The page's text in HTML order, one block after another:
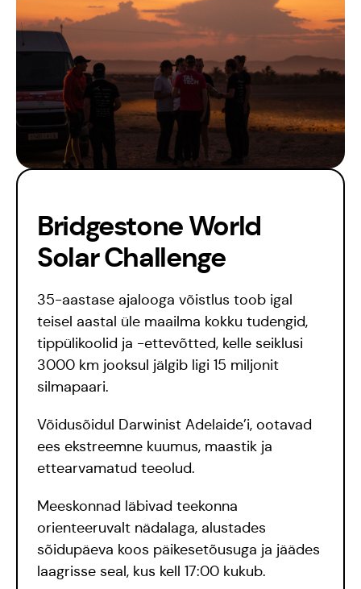
Päikeseauto
Hooaeg I 20/21
Hooaeg II 22/23
Bridgestone World
Solar Challenge
35-aastase ajalooga võistlus toob igal
teisel aastal üle maailma kokku tudengid,
tippülikoolid ja -ettevõtted, kelle seiklusi
3000 km jooksul jälgib ligi 15 miljonit
silmapaari.
Võidusõidul Darwinist Adelaide’i, ootavad
ees ekstreemne kuumus, maastik ja
ettearvamatud teeolud.
Meeskonnad läbivad teekonna
orienteeruvalt nädalaga, alustades
sõidupäeva koos päikesetõusuga ja jäädes
laagrisse seal, kus kell 17:00 kukub.